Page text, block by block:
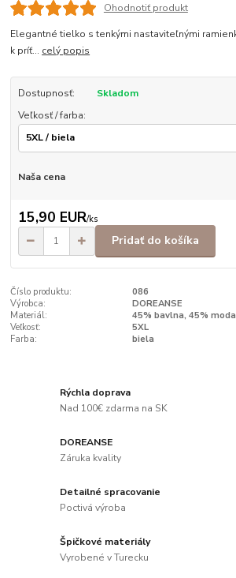
Ohodnotiť produkt
Elegantné tielko s tenkými nastaviteľnými
k príť... celý popis
Dostupnosť:
Skladom
Veľkosť / farba:
Naša cena
15,90 EUR/ks
Pridať do košíka
Číslo produktu:
086
Výrobca:
DOREANSE
Materiál:
45% bavlna, 45%
Veľkosť:
5XL
Farba:
biela
Rýchla doprava
Nad 100€ zdarma na SK
DOREANSE
Záruka kvality
Detailné spracovanie
Poctivá výroba
Špičkové materiály
Vyrobené v Turecku